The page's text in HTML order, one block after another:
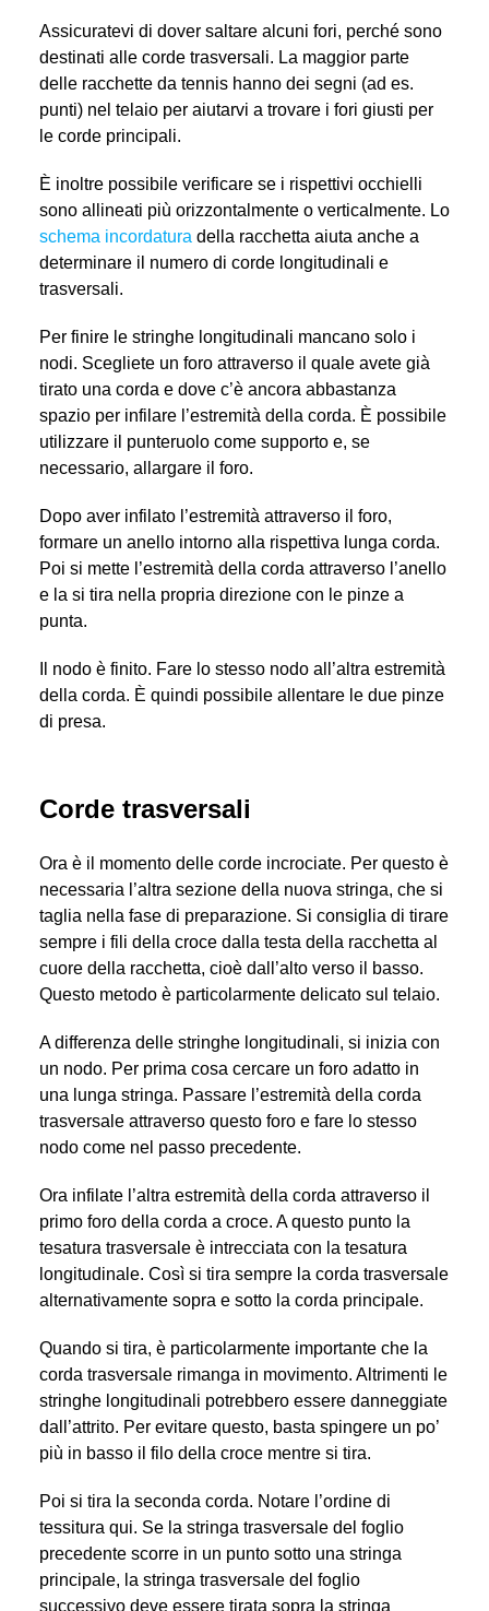
Assicuratevi di dover saltare alcuni fori, perché sono
destinati alle corde trasversali. La maggior parte
delle racchette da tennis hanno dei segni (ad es.
punti) nel telaio per aiutarvi a trovare i fori giusti per
le corde principali.
È inoltre possibile verificare se i rispettivi occhielli
sono allineati più orizzontalmente o verticalmente. Lo
schema incordatura della racchetta aiuta anche a
determinare il numero di corde longitudinali e
trasversali.
Per finire le stringhe longitudinali mancano solo i
nodi. Scegliete un foro attraverso il quale avete già
tirato una corda e dove c’è ancora abbastanza
spazio per infilare l’estremità della corda. È possibile
utilizzare il punteruolo come supporto e, se
necessario, allargare il foro.
Dopo aver infilato l’estremità attraverso il foro,
formare un anello intorno alla rispettiva lunga corda.
Poi si mette l’estremità della corda attraverso l’anello
e la si tira nella propria direzione con le pinze a
punta.
Il nodo è finito. Fare lo stesso nodo all’altra estremità
della corda. È quindi possibile allentare le due pinze
di presa.
Corde trasversali
Ora è il momento delle corde incrociate. Per questo è
necessaria l’altra sezione della nuova stringa, che si
taglia nella fase di preparazione. Si consiglia di tirare
sempre i fili della croce dalla testa della racchetta al
cuore della racchetta, cioè dall’alto verso il basso.
Questo metodo è particolarmente delicato sul telaio.
A differenza delle stringhe longitudinali, si inizia con
un nodo. Per prima cosa cercare un foro adatto in
una lunga stringa. Passare l’estremità della corda
trasversale attraverso questo foro e fare lo stesso
nodo come nel passo precedente.
Ora infilate l’altra estremità della corda attraverso il
primo foro della corda a croce. A questo punto la
tesatura trasversale è intrecciata con la tesatura
longitudinale. Così si tira sempre la corda trasversale
alternativamente sopra e sotto la corda principale.
Quando si tira, è particolarmente importante che la
corda trasversale rimanga in movimento. Altrimenti le
stringhe longitudinali potrebbero essere danneggiate
dall’attrito. Per evitare questo, basta spingere un po’
più in basso il filo della croce mentre si tira.
Poi si tira la seconda corda. Notare l’ordine di
tessitura qui. Se la stringa trasversale del foglio
precedente scorre in un punto sotto una stringa
principale, la stringa trasversale del foglio
successivo deve essere tirata sopra la stringa